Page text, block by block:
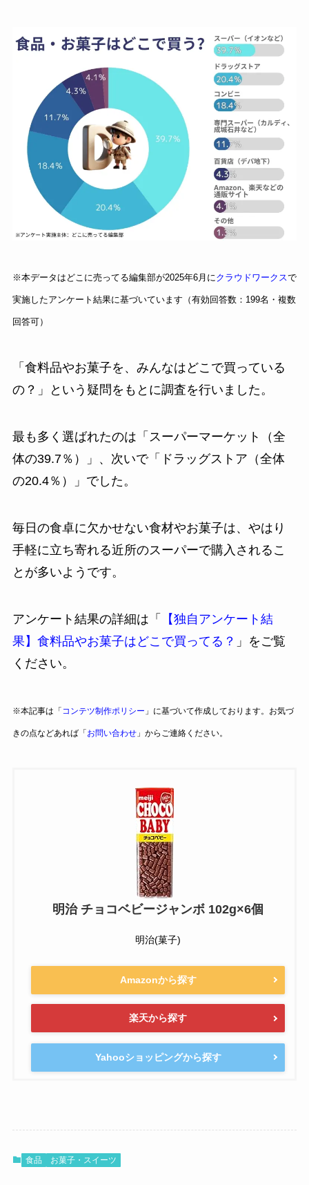
※本データはどこに売ってる編集部が2025年6月にクラウドワークスで
実施したアンケート結果に基づいています（有効回答数：199名・複数
回答可）
「食料品やお菓子を、みんなはどこで買っている
の？」という疑問をもとに調査を行いました。
最も多く選ばれたのは「スーパーマーケット（全
体の39.7％）」、次いで「ドラッグストア（全体
の20.4％）」でした。
毎日の食卓に欠かせない食材やお菓子は、やはり
手軽に立ち寄れる近所のスーパーで購入されるこ
とが多いようです。
アンケート結果の詳細は「
【独自アンケート結
果】食料品やお菓子はどこで買ってる？ 」をご覧
ください。
※本記事は「 コンテツ制作ポリシー 」に基づいて作成しております。お気づ
きの点などあれば「 お問い合わせ」からご連絡ください。
明治 チョコベビージャンボ 102g×6個
明治(菓子)
Amazonから探す
楽天から探す
Yahooショッピングから探す
食品 お菓子・スイーツ